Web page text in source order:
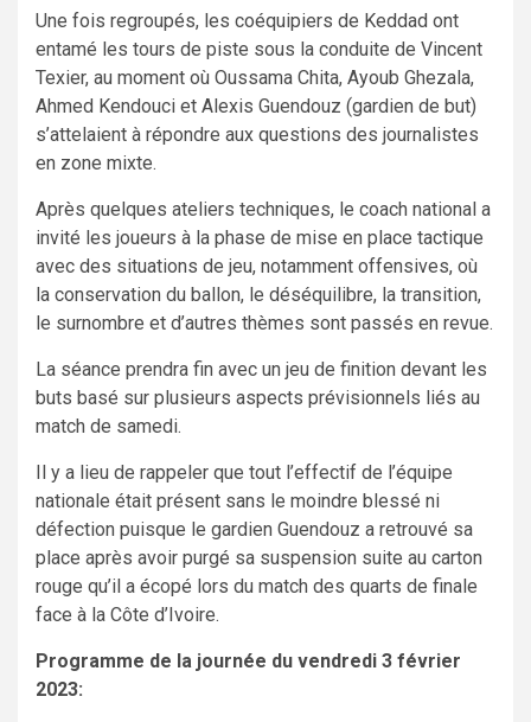
Une fois regroupés, les coéquipiers de Keddad ont
entamé les tours de piste sous la conduite de Vincent
Texier, au moment où Oussama Chita, Ayoub Ghezala,
Ahmed Kendouci et Alexis Guendouz (gardien de but)
s’attelaient à répondre aux questions des journalistes
en zone mixte.
Après quelques ateliers techniques, le coach national a
invité les joueurs à la phase de mise en place tactique
avec des situations de jeu, notamment offensives, où
la conservation du ballon, le déséquilibre, la transition,
le surnombre et d’autres thèmes sont passés en revue.
La séance prendra fin avec un jeu de finition devant les
buts basé sur plusieurs aspects prévisionnels liés au
match de samedi.
Il y a lieu de rappeler que tout l’effectif de l’équipe
nationale était présent sans le moindre blessé ni
défection puisque le gardien Guendouz a retrouvé sa
place après avoir purgé sa suspension suite au carton
rouge qu’il a écopé lors du match des quarts de finale
face à la Côte d’Ivoire.
Programme de la journée du vendredi 3 février
2023: